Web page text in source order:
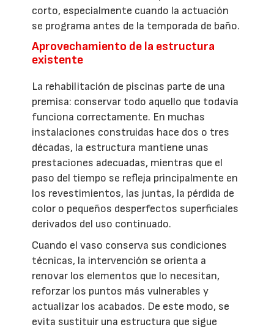
corto, especialmente cuando la actuación
se programa antes de la temporada de baño.
Aprovechamiento de la estructura
existente
La rehabilitación de piscinas parte de una
premisa: conservar todo aquello que todavía
funciona correctamente. En muchas
instalaciones construidas hace dos o tres
décadas, la estructura mantiene unas
prestaciones adecuadas, mientras que el
paso del tiempo se refleja principalmente en
los revestimientos, las juntas, la pérdida de
color o pequeños desperfectos superficiales
derivados del uso continuado.
Cuando el vaso conserva sus condiciones
técnicas, la intervención se orienta a
renovar los elementos que lo necesitan,
reforzar los puntos más vulnerables y
actualizar los acabados. De este modo, se
evita sustituir una estructura que sigue